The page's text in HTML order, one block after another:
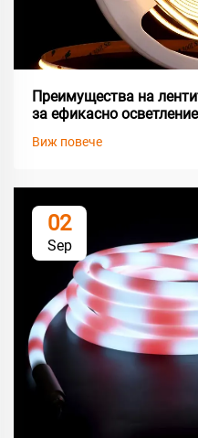
Преимущества на
за ефикасно осветление
Виж повече
02
Sep